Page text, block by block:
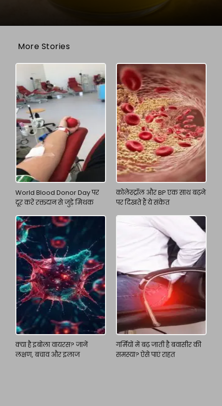
More Stories
World Blood Donor Day पर
दूर करें रक्तदान से जुड़े मिथक
कोलेस्ट्रॉल और BP एक साथ बढ़ने
पर दिखते हैं ये संकेत
क्या है इबोला वायरस? जानें
लक्षण, बचाव और इलाज
गर्मियों में बढ़ जाती है बवासीर की
समस्या? ऐसे पाएं राहत